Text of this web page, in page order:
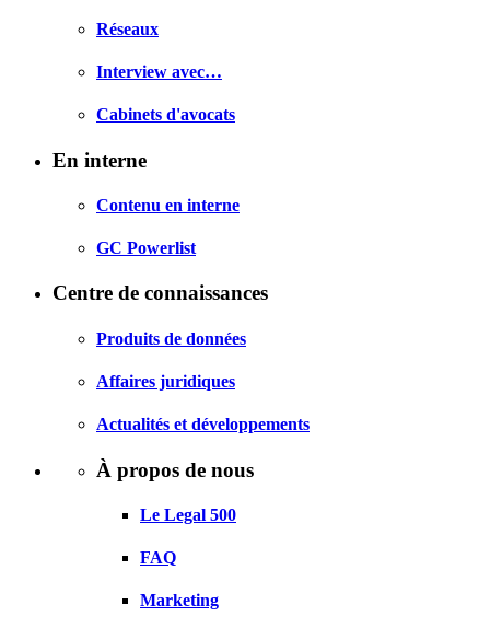
Réseaux
Interview avec…
Cabinets d'avocats
En interne
Contenu en interne
GC Powerlist
Centre de connaissances
Produits de données
Affaires juridiques
Actualités et développements
À propos de nous
Le Legal 500
FAQ
Marketing